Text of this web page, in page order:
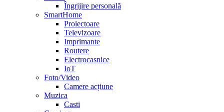
Îngrijire personală
SmartHome
Proiectoare
Televizoare
Imprimante
Routere
Electrocasnice
IoT
Foto/Video
Camere acțiune
Muzica
Casti